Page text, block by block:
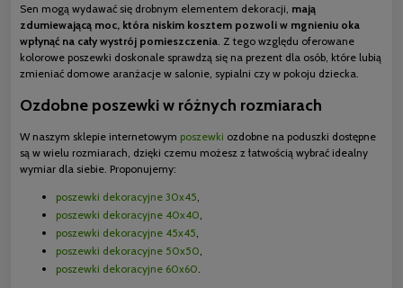
Sen mogą wydawać się drobnym elementem dekoracji, mają
zdumiewającą moc, która niskim kosztem pozwoli w mgnieniu oka
wpłynąć na cały wystrój pomieszczenia . Z tego względu oferowane
kolorowe poszewki doskonale sprawdzą się na prezent dla osób, które lubią
zmieniać domowe aranżacje w salonie, sypialni czy w pokoju dziecka.
Ozdobne poszewki w różnych rozmiarach
W naszym sklepie internetowym poszewki ozdobne na poduszki dostępne
są w wielu rozmiarach, dzięki czemu możesz z łatwością wybrać idealny
wymiar dla siebie. Proponujemy:
poszewki dekoracyjne 30x45
poszewki dekoracyjne 40x40
poszewki dekoracyjne 45x45
poszewki dekoracyjne 50x50
poszewki dekoracyjne 60x60